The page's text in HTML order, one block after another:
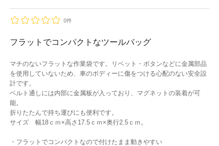
0件
フラットでコンパクトなツールバッグ
マチのないフラットな作業袋です。リベット・ボタンなどに金属部品
を使用していないため、車のボディーに傷をつける心配のない安全設
計です。
ベルト通しには内部に金属板が入っており、マグネットの装着が可
能。
折りたたんで持ち運びにも便利です。
サイズ 幅18ｃｍ×高さ17.5ｃｍ×奥行2.5ｃｍ。
・フラットでコンパクトなので付けたまま動きやすい